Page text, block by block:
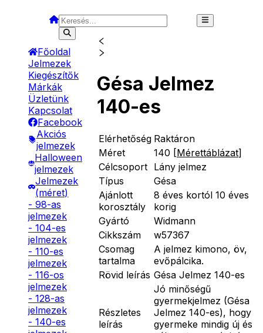
Főoldal
Jelmezek
Kiegészítők
Márkák
Üzletünk
Kapcsolat
Facebook
Akciós
jelmezek
Halloween
jelmezek
Jelmezek
(méret)
- 98-as
jelmezek
- 104-es
jelmezek
- 110-es
jelmezek
- 116-os
jelmezek
- 128-as
jelmezek
- 140-es
Gésa Jelmez
140-es
Elérhetőség Raktáron
Méret
140 [Mérettáblázat]
Célcsoport Lány jelmez
Típus
Gésa
Ajánlott
korosztály
8 éves kortól 10 éves
korig
Gyártó
Widmann
Cikkszám
w57367
Csomag
tartalma
A jelmez kimono, öv,
evőpálcika.
Rövid leírás Gésa Jelmez 140-es
Részletes
leírás
Jó minőségű
gyermekjelmez (Gésa
Jelmez 140-es), hogy
gyermeke mindig új és